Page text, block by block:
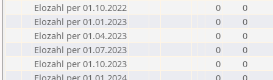
Elozahl per 01.10.2022
0
0
Elozahl per 01.01.2023
0
0
Elozahl per 01.04.2023
0
0
Elozahl per 01.07.2023
0
0
Elozahl per 01.10.2023
0
0
Elozahl per 01.01.2024
0
0